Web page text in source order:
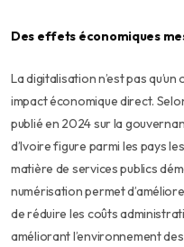
Des effets économiques
La digitalisation n’est pas
impact économique direct.
publié en 2024 sur la
d’Ivoire figure parmi les pays
matière de services publics
numérisation permet
de réduire les coûts
améliorant l’environnement